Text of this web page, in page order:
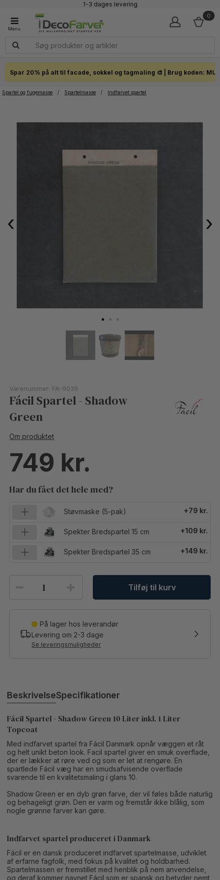
1-3 dages levering
0
Spar 20% på alt til facade, sokkel og tagmaling 🎨 | Brug koden:
Spartel og fugemasse / Spartelmasse / Indfarvet spartel
‹ ›
Varenummer: FA-9039
Fácil Spartel - Shadow
Green
Om produktet
749
Har du fået det hele med?
Støvmaske (5-pak) +79 kr.
Spekter Bredspartel 15 cm +109 kr.
Spekter Bredspartel 35 cm +149 kr.
Tilføj til kurv
På lager hos leverandør
Levering om 2-3 dage
Se leveringsmuligheder
BeskrivelseSpecifikationer
Fácil Spartel - Shadow Green 10 Liter inkl. 1 Liter
Topcoat
Med indfarvet spartel fra Fácil Danmark opnår væggen et råt
og helt unikt beton look. Facil spartel giver en smuk overflade,
der er lækker at røre ved og som er let at rengøre. En
spartlede Fácil væg har en smudsafvisende overflade
svarende til en kvalitetsmaling i glans 10.
Shadow Green er en dyb grøn farve, der vil føles både naturlig
og behageligt grøn. Den er varm og fremstår ikke blålig, som
nogle grønne farver kan gøre.
Indfarvet spartel produceret i Danmark
Fácil er en dansk produceret indfarvet spartelmasse, udviklet
af erfarne fagfolk, med fokus på kvalitet og holdbarhed.
Spartelmassen er fremstillet med henblik på nem anvendelse,
og deraf kommer navnet Fácil som er spansk og betyder nemt.